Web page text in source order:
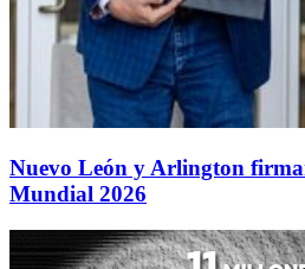
Nuevo León y Arlington
Mundial 2026